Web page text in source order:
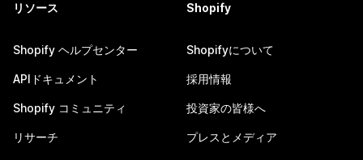
リソース
Shopify ヘルプセンター
APIドキュメント
Shopify コミュニティ
リサーチ
Shopify
Shopifyについて
採用情報
投資家の皆様へ
プレスとメディア